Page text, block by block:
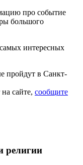
про событие
большого
интересных
пройдут в Санкт-
сайте, сообщите
религии